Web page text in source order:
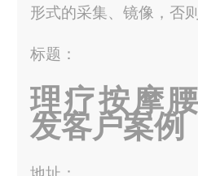
形式的采集、镜像，否
标题：
理疗按摩
发客户案例